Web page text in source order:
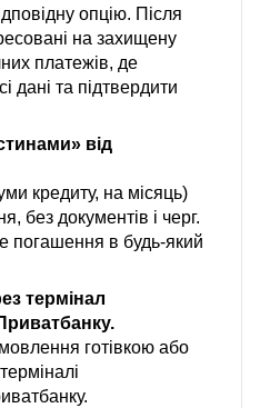
опцію. Після
на захищену
платежів, де
дані та підтвердити
від
кредиту, на місяць)
без документів і черг.
погашення в будь-який
термінал
готівкою або